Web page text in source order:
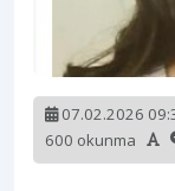
07.02.2026
600 okunma